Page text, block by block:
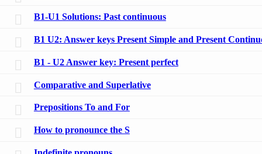
B1-U1 Solutions: Past continuous
B1 U2: Answer keys Present Simple and Present
B1 - U2 Answer key: Present perfect
Comparative and Superlative
Prepositions To and For
How to pronounce the S